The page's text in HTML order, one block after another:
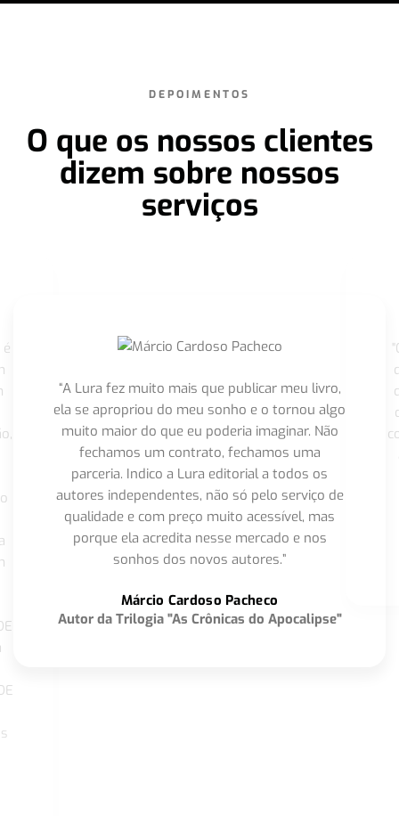
DEPOIMENTOS
O que os nossos clientes
dizem sobre nossos
serviços
“A Lura fez muito mais que publicar meu livro,
ela se apropriou do meu sonho e o tornou algo
muito maior do que eu poderia imaginar. Não
fechamos um contrato, fechamos uma
parceria. Indico a Lura editorial a todos os
autores independentes, não só pelo serviço de
qualidade e com preço muito acessível, mas
porque ela acredita nesse mercado e nos
sonhos dos novos autores.”
Márcio Cardoso Pacheco
Autor da Trilogia "As Crônicas do Apocalipse"